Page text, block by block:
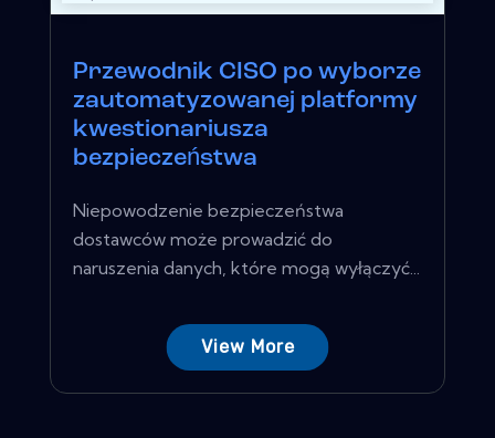
Przewodnik CISO po wyborze
zautomatyzowanej platformy
kwestionariusza
bezpieczeństwa
Niepowodzenie bezpieczeństwa
dostawców może prowadzić do
naruszenia danych, które mogą wyłączyć...
View More